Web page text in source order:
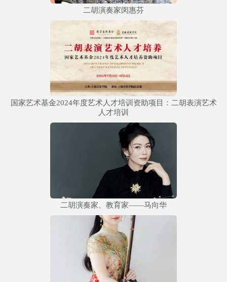
二胡演奏家闵惠芬
国家艺术基金2024年度艺术人才培训资助项目：二胡表演艺术
人才培训
二胡演奏家、教育家——马向华